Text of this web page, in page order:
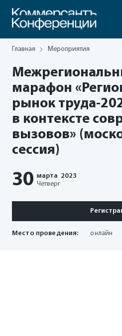
Главная Мероприятия
марафон
рынок труда-
в контексте
вызовов»
сессия)
30 марта 2023
Четверг
Место проведения: онлайн